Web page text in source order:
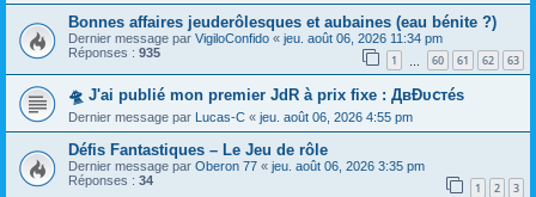
Bonnes affaires jeuderôlesques et aubaines (eau bénite ?)
Dernier message par VigiloConfido « jeu. août 06, 2026 11:34 pm
Réponses : 935 1 60 61 62 63
🛸 J'ai publié mon premier JdR à prix fixe : ДвĐυ𝖼тéѕ
Dernier message par Lucas-C « jeu. août 06, 2026 4:55 pm
Défis Fantastiques – Le Jeu de rôle
Dernier message par Oberon 77 « jeu. août 06, 2026 3:35 pm
Réponses : 34 1 2 3